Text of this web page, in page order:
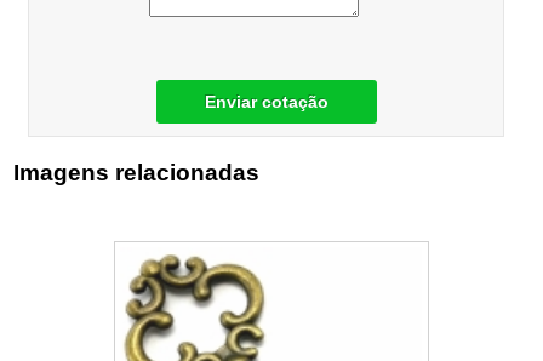
Enviar cotação
Imagens relacionadas